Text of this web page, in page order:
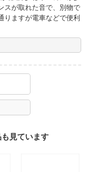
スが取れた音で、別物で
りますが電車などで便利
見ています